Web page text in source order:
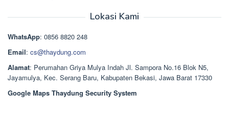
Rp1.378.000.
Lokasi Kami
WhatsApp: 0856 8820 248
Email: cs@thaydung.com
Alamat: Perumahan Griya Mulya Indah Jl. Sampora No.16 Blok N5,
Jayamulya, Kec. Serang Baru, Kabupaten Bekasi, Jawa Barat 17330
Google Maps Thaydung Security System